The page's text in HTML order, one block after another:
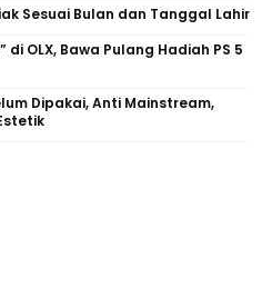
Sesuai Bulan dan Tanggal Lahir
OLX, Bawa Pulang Hadiah PS 5
Dipakai, Anti Mainstream,